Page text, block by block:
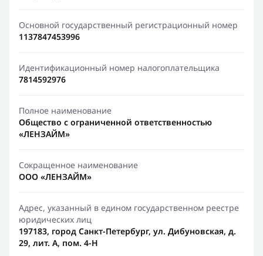
Основной государственный регистрационный номер
1137847453996
Идентификационный номер налогоплательщика
7814592976
Полное наименование
Общество с ограниченной ответственностью
«ЛЕНЗАЙМ»
Сокращенное наименование
ООО «ЛЕНЗАЙМ»
Адрес, указанный в едином государственном реестре
юридических лиц
197183, город Санкт-Петербург, ул. Дибуновская, д.
29, лит. А, пом. 4-Н